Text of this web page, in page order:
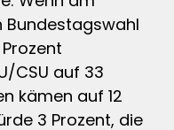
Bundestagswahl
CSU auf 33
kämen auf 12
3 Prozent, die